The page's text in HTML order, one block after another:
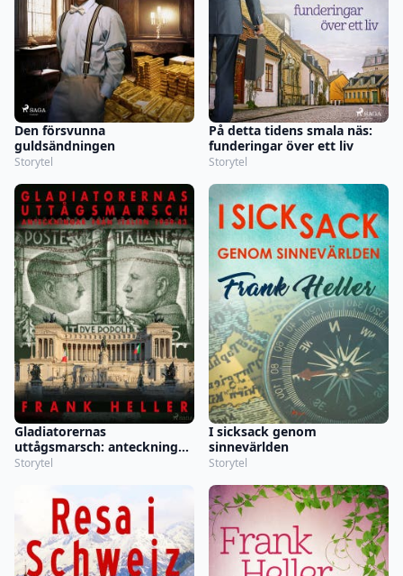
Den försvunna
guldsändningen
Storytel
På detta tidens smala näs:
funderingar över ett liv
Storytel
Gladiatorernas
uttågsmarsch: anteckningar
från Italien 1939-43.
Storytel
I sicksack genom
sinnevärlden
Storytel